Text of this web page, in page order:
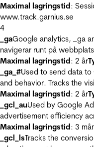
Maximal lagringstid:
www.track.garnius.se
4
_gaGoogle analytics, _ga
navigerar runt på
Maximal lagringstid: 2 år
_ga_#Used to send data
and behavior. Tracks the
Maximal lagringstid: 2 år
_gcl_auUsed by Google
advertisement efficiency
Maximal lagringstid: 3
_gcl_lsTracks the